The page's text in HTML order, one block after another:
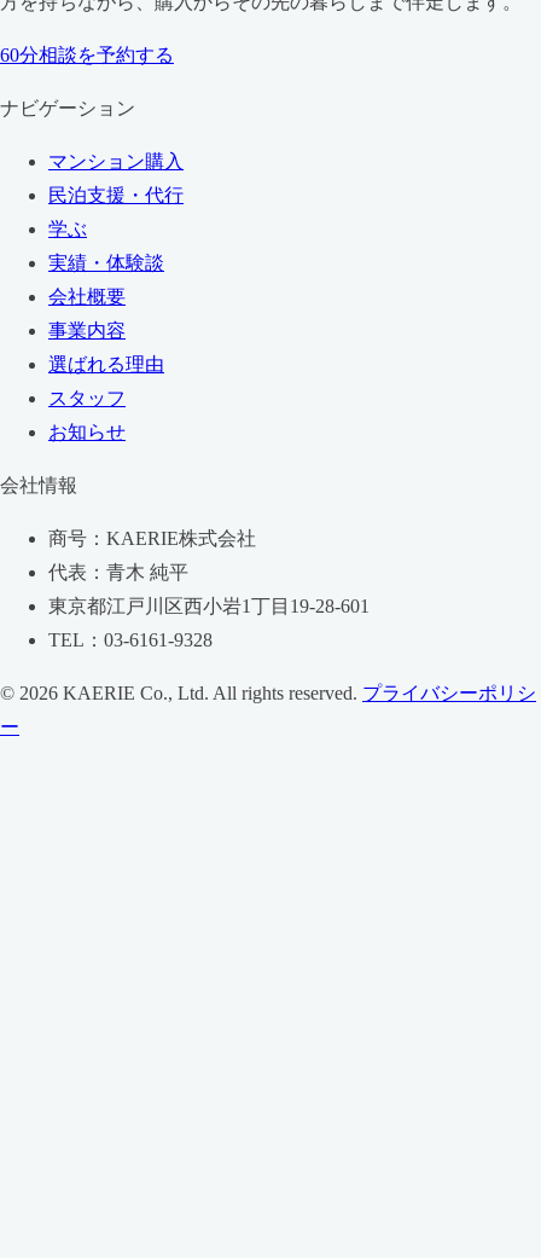
60分相談を予約する
ナビゲーション
マンション購入
民泊支援・代行
学ぶ
実績・体験談
会社概要
事業内容
選ばれる理由
スタッフ
お知らせ
会社情報
商号：KAERIE株式会社
代表：青木 純平
東京都江戸川区西小岩1丁目19-28-601
TEL：03-6161-9328
© 2026 KAERIE Co., Ltd. All rights reserved. プライバシーポリシ
ー